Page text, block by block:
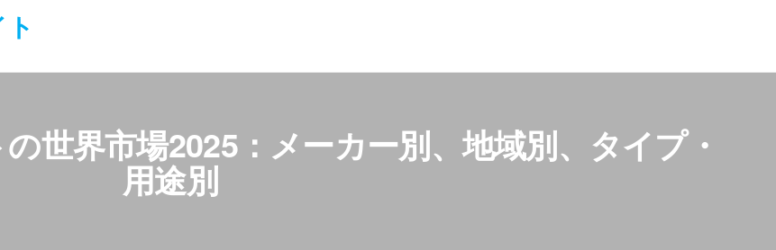
世界市場2025：メーカー別、地域別、タイプ・
用途別